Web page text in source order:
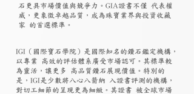
石更具市場價值與競爭力。GIA證書不僅 代表權
威，更象徵卓越品質，成為珠寶業界與投資收藏
家 的首選標準。
​IGI（國際寶石學院）是國際知名的鑽石鑑定機構，
以專業 高效的評估體系廣受市場認可。其標準較
為靈活，讓更多 高品質鑽石展現價值。特別的
是，IGI是少數將八心八箭納 入證書評測的機構，
對切工細節的呈現更為細緻。其證書 被全球市場